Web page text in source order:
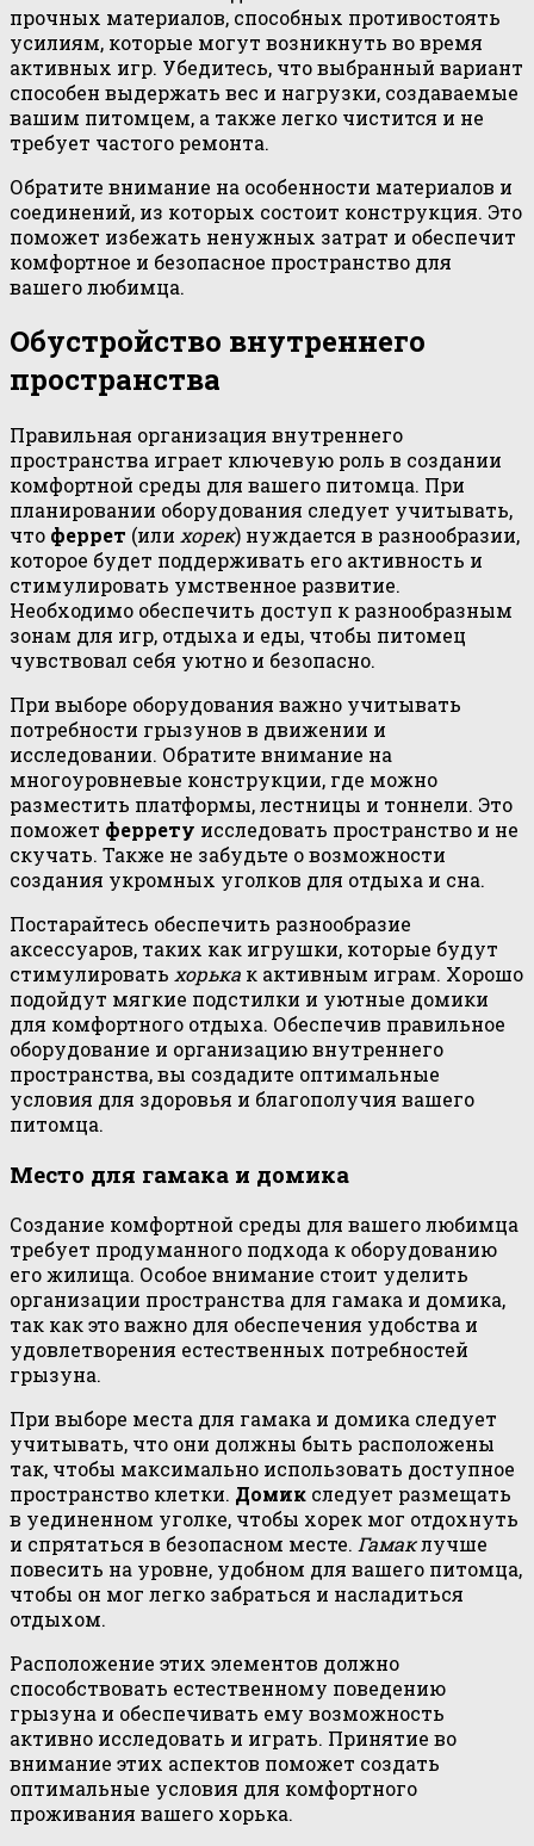
прочных материалов, способных противостоять
усилиям, которые могут возникнуть во время
активных игр. Убедитесь, что выбранный вариант
способен выдержать вес и нагрузки, создаваемые
вашим питомцем, а также легко чистится и не
требует частого ремонта.
Обратите внимание на особенности материалов и
соединений, из которых состоит конструкция. Это
поможет избежать ненужных затрат и обеспечит
комфортное и безопасное пространство для
вашего любимца.
Обустройство внутреннего
пространства
Правильная организация внутреннего
пространства играет ключевую роль в создании
комфортной среды для вашего питомца. При
планировании оборудования следует учитывать,
что феррет (или хорек) нуждается в разнообразии,
которое будет поддерживать его активность и
стимулировать умственное развитие.
Необходимо обеспечить доступ к разнообразным
зонам для игр, отдыха и еды, чтобы питомец
чувствовал себя уютно и безопасно.
При выборе оборудования важно учитывать
потребности грызунов в движении и
исследовании. Обратите внимание на
многоуровневые конструкции, где можно
разместить платформы, лестницы и тоннели. Это
поможет феррету исследовать пространство и не
скучать. Также не забудьте о возможности
создания укромных уголков для отдыха и сна.
Постарайтесь обеспечить разнообразие
аксессуаров, таких как игрушки, которые будут
стимулировать хорька к активным играм. Хорошо
подойдут мягкие подстилки и уютные домики
для комфортного отдыха. Обеспечив правильное
оборудование и организацию внутреннего
пространства, вы создадите оптимальные
условия для здоровья и благополучия вашего
питомца.
Место для гамака и домика
Создание комфортной среды для вашего любимца
требует продуманного подхода к оборудованию
его жилища. Особое внимание стоит уделить
организации пространства для гамака и домика,
так как это важно для обеспечения удобства и
удовлетворения естественных потребностей
грызуна.
При выборе места для гамака и домика следует
учитывать, что они должны быть расположены
так, чтобы максимально использовать доступное
пространство клетки. Домик следует размещать
в уединенном уголке, чтобы хорек мог отдохнуть
и спрятаться в безопасном месте. Гамаклучше
повесить на уровне, удобном для вашего питомца,
чтобы он мог легко забраться и насладиться
отдыхом.
Расположение этих элементов должно
способствовать естественному поведению
грызуна и обеспечивать ему возможность
активно исследовать и играть. Принятие во
внимание этих аспектов поможет создать
оптимальные условия для комфортного
проживания вашего хорька.